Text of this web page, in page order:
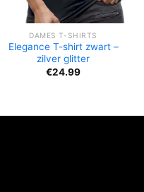
DAMES T-SHIRTS
Elegance T-shirt zwart –
zilver glitter
€24.99